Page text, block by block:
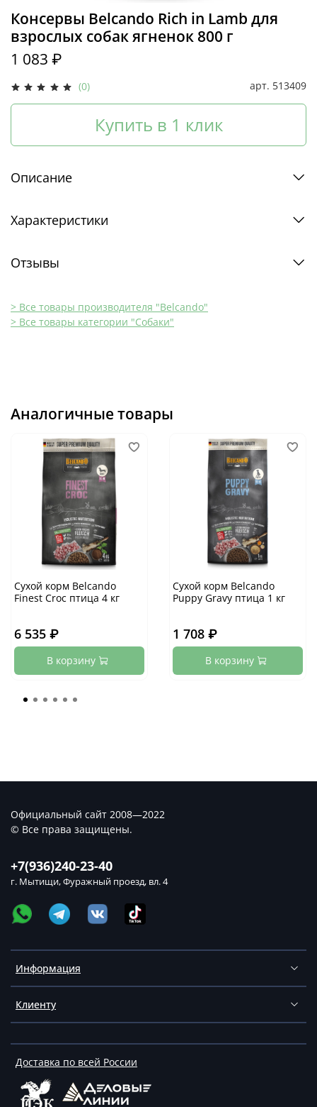
(0) арт. 513409
Консервы Belcando Rich in Lamb для
взрослых собак ягненок 800 г
1 083 ₽
Купить в 1 клик
Описание
Характеристики
Отзывы
> Все товары производителя "Belcando"
> Все товары категории "Собаки"
Аналогичные товары
Сухой корм Belcando
Finest Croc птица 4 кг
6 535 ₽
В корзину
Сухой корм Belcando
Puppy Gravy птица 1 кг
1 708 ₽
В корзину
Информация
Клиенту
Доставка по всей России
+7(936)240-23-40
г. Мытищи, Фуражный проезд, вл. 4
Официальный сайт 2008—2022
© Все права защищены.